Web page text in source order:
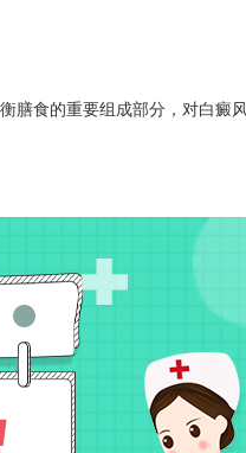
膳食的重要组成部分，对白癜